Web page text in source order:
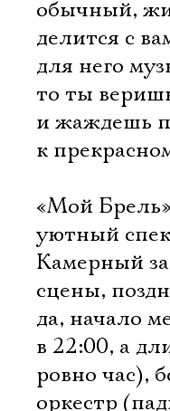
обычный,
делится с
для него
то ты
и жаждешь
к
«Мой
уютный
Камерный
сцены,
да, начало
в 22:00, а
ровно час),
оркестр